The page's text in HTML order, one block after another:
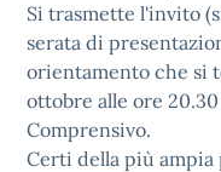
Si trasmette l'invito
serata di
orientamento che si
ottobre alle ore
Comprensivo.
Certi della più ampia